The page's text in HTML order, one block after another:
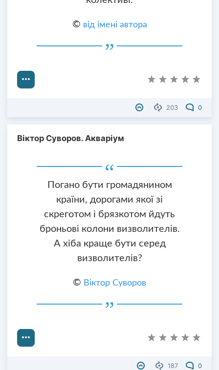
© від імені автора
203 0
Віктор Суворов. Акваріум
Погано бути громадянином
країни, дорогами якої зі
скреготом і брязкотом йдуть
броньові колони визволителів.
А хіба краще бути серед
визволителів?
© Віктор Суворов
187 0